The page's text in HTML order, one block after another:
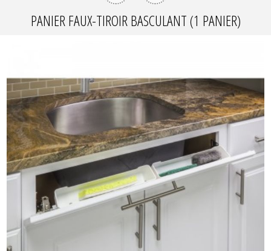
PANIER FAUX-TIROIR BASCULANT (1 PANIER)